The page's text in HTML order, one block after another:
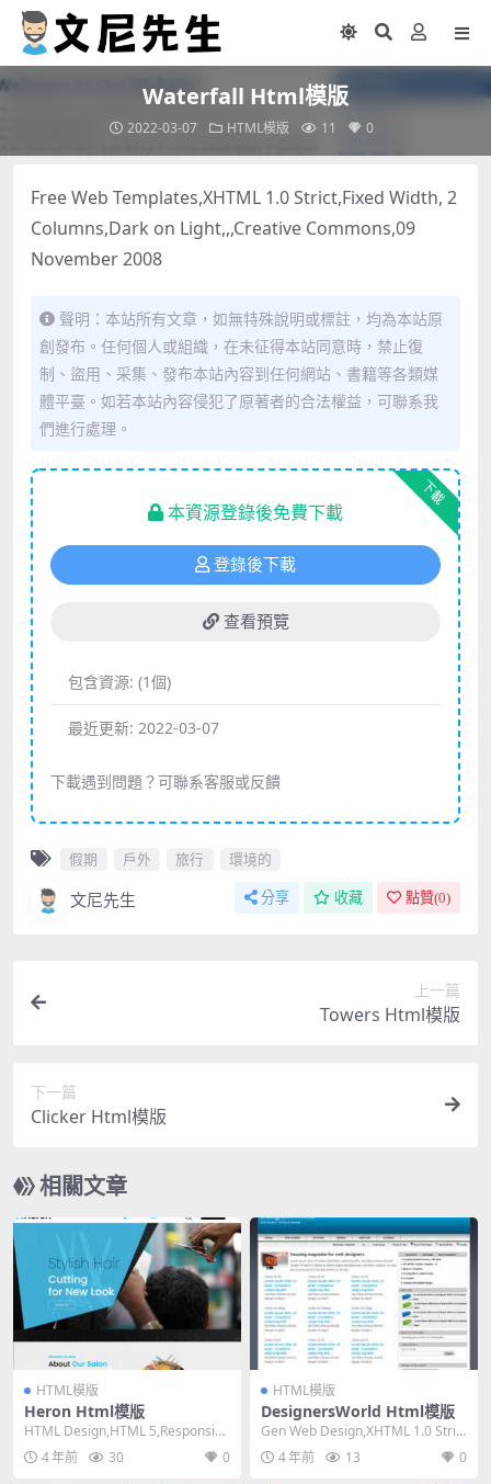
Waterfall Html模版
2022-03-07 HTML模版 11 0
Free Web Templates,XHTML 1.0 Strict,Fixed Width, 2
Columns,Dark on Light,,,Creative Commons,09
November 2008
聲明：本站所有文章，如無特殊說明或標註，均為本站原
創發布。任何個人或組織，在未征得本站同意時，禁止復
制、盜用、采集、發布本站內容到任何網站、書籍等各類媒
體平臺。如若本站內容侵犯了原著者的合法權益，可聯系我
們進行處理。
下載
本資源登錄後免費下載
登錄後下載
查看預覽
包含資源: (1個)
最近更新: 2022-03-07
下載遇到問題？可聯系客服或反饋
假期 戶外 旅行 環境的
文尼先生 分享 收藏 點贊(0)
上一篇
Towers Html模版
下一篇
Clicker Html模版
相關文章
HTML模版
Heron Html模版
HTML Design,HTML 5,Responsiv
e, 4 Columns...
4 年前 30 0
HTML模版
DesignersWorld Html模版
Gen Web Design,XHTML 1.0 Stric
t,Fixed Wi...
4 年前 13 0